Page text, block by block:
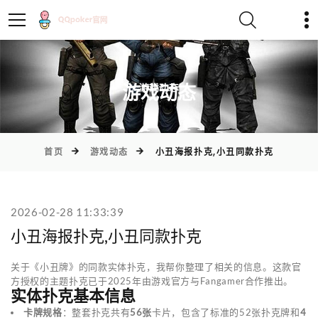
)
游戏动态
首页 游戏动态 小丑海报扑克,小丑同款扑克
2026-02-28 11:33:39
小丑海报扑克,小丑同款扑克
关于《小丑牌》的同款实体扑克，我帮你整理了相关的信息。这款官
方授权的主题扑克已于2025年由游戏官方与Fangamer合作推出。
实体扑克基本信息
卡牌规格：整套扑克共有56张卡片，包含了标准的52张扑克牌和4